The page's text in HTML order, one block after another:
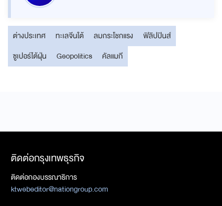
ต่างประเทศ ทะเลจีนใต้ ลมกระโชกแรง
ฟิลิปปินส์
ซูเปอร์ไต้ฝุ่น
Geopolitics คัลแมกี
ติดต่อกรุงเทพธุรกิจ
ติดต่อกองบรรณาธิการ
ktwebeditor@nationgroup.com